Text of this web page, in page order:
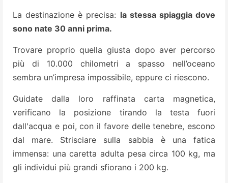
La destinazione è precisa: la stessa spiaggia dove
sono nate 30 anni prima.
Trovare proprio quella giusta dopo aver percorso
più di 10.000 chilometri a spasso nell’oceano
sembra un’impresa impossibile, eppure ci riescono.
Guidate dalla loro raffinata carta magnetica,
verificano la posizione tirando la testa fuori
dall'acqua e poi, con il favore delle tenebre, escono
dal mare. Strisciare sulla sabbia è una fatica
immensa: una caretta adulta pesa circa 100 kg, ma
gli individui più grandi sfiorano i 200 kg.